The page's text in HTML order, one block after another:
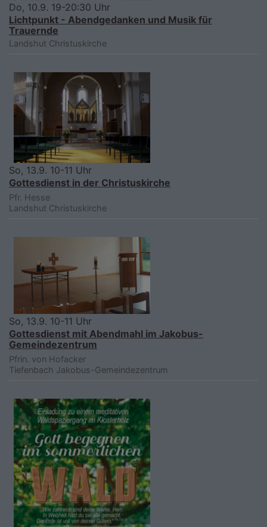
Do, 10.9. 19-20:30 Uhr
Lichtpunkt - Abendgedanken und Musik für
Trauernde
Landshut Christuskirche
So, 13.9. 10-11 Uhr
Gottesdienst in der Christuskirche
Pfr. Hesse
Landshut Christuskirche
So, 13.9. 10-11 Uhr
Gottesdienst mit Abendmahl im Jakobus-
Gemeindezentrum
Pfrin. von Hofacker
Tiefenbach Jakobus-Gemeindezentrum